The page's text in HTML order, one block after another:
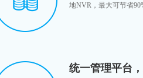
地NVR，最大可节省
统一管理平台